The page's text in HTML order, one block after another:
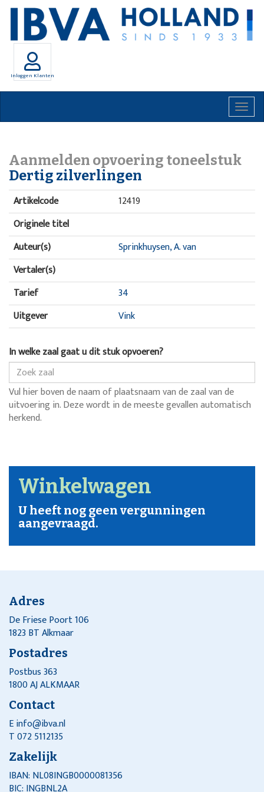
Inloggen Klanten
Aanmelden opvoering toneelstuk
Dertig zilverlingen
Artikelcode
12419
Originele titel
Auteur(s)
Sprinkhuysen, A. van
Vertaler(s)
Tarief
34
Uitgever
Vink
In welke zaal gaat u dit stuk opvoeren?
Vul hier boven de naam of plaatsnaam van de zaal van de
uitvoering in. Deze wordt in de meeste gevallen automatisch
herkend.
Winkelwagen
U heeft nog geen vergunningen
aangevraagd.
Adres
De Friese Poort 106
1823 BT Alkmaar
Postadres
Postbus 363
1800 AJ ALKMAAR
Contact
Einfo@ibva.nl
T 072 5112135
Zakelijk
IBAN: NL08INGB0000081356